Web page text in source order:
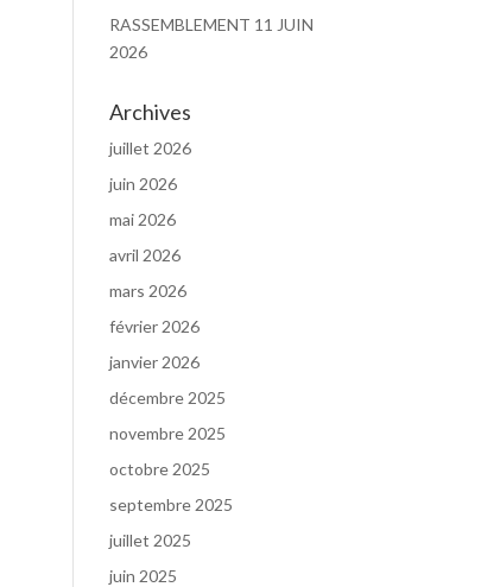
RASSEMBLEMENT 11 JUIN
2026
Archives
juillet 2026
juin 2026
mai 2026
avril 2026
mars 2026
février 2026
janvier 2026
décembre 2025
novembre 2025
octobre 2025
septembre 2025
juillet 2025
juin 2025